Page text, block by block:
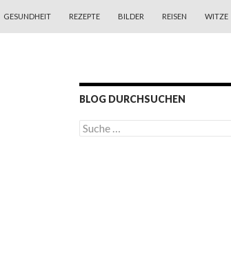
GESUNDHEIT REZEPTE BILDER REISEN WITZE
BLOG DURCHSUCHEN
S
u